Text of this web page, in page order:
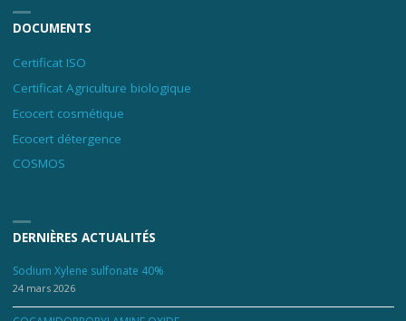
DOCUMENTS
Certificat ISO
Certificat Agriculture biologique
Ecocert cosmétique
Ecocert détergence
COSMOS
DERNIÈRES ACTUALITÉS
Sodium Xylene sulfonate 40%
24 mars 2026